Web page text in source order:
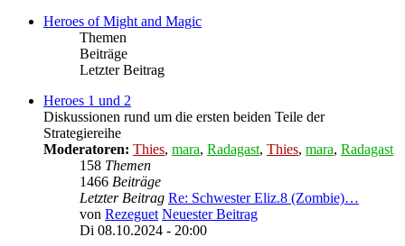
Heroes of Might and Magic
Themen
Beiträge
Letzter Beitrag
Heroes 1 und 2
Diskussionen rund um die ersten beiden Teile der
Strategiereihe
Moderatoren: Thies, mara, Radagast, Thies, mara, Radagast
158 Themen
1466 Beiträge
Letzter Beitrag Re: Schwester Eliz.8 (Zombie)…
von Rezeguet Neuester Beitrag
Di 08.10.2024 - 20:00